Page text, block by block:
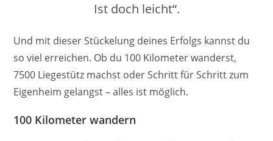
Ist doch leicht“.
Und mit dieser Stückelung deines Erfolgs kannst du
so viel erreichen. Ob du 100 Kilometer wanderst,
7500 Liegestütz machst oder Schritt für Schritt zum
Eigenheim gelangst – alles ist möglich.
100 Kilometer wandern